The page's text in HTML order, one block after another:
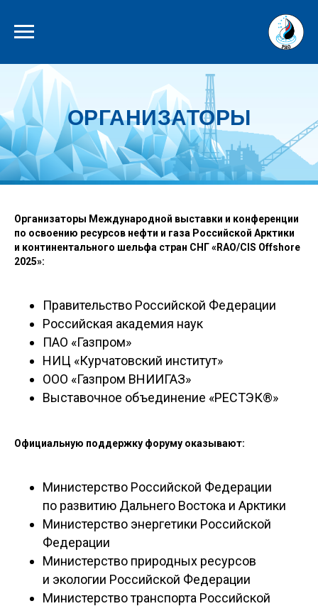
ОРГАНИЗАТОРЫ
Организаторы Международной выставки и конференции
по освоению ресурсов нефти и газа Российской Арктики
и континентального шельфа стран СНГ «RAO/CIS Offshore
2025»:
Правительство Российской Федерации
Российская академия наук
ПАО «Газпром»
НИЦ «Курчатовский институт»
ООО «Газпром ВНИИГАЗ»
Выставочное объединение «РЕСТЭК®»
Официальную поддержку форуму оказывают:
Министерство Российской Федерации
по развитию Дальнего Востока и Арктики
Министерство энергетики Российской
Федерации
Министерство природных ресурсов
и экологии Российской Федерации
Министерство транспорта Российской